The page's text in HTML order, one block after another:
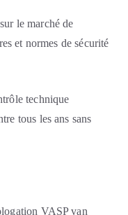
le marché de
et normes de sécurité
technique
tous les ans sans
VASP van